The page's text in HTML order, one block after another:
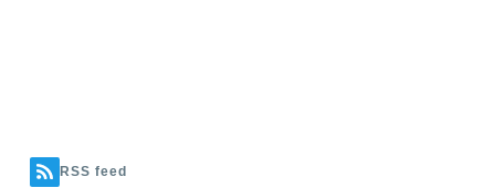
RSS feed